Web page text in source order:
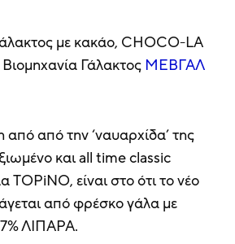
με κακάο, CHOCO-LA
Γάλακτος ΜΕΒΓΑΛ
από την ‘ναυαρχίδα’ της
και all time classic
TOPiNO, είναι στο ότι το νέο
από φρέσκο γάλα με
ΛΙΠΑΡΑ.